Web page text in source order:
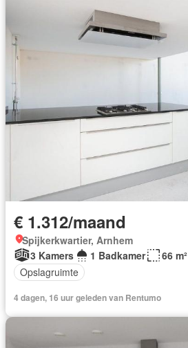
€ 1.312/maand
Spijkerkwartier, Arnhem
3 Kamers
1 Badkamer
66 m²
Opslagruimte
4 dagen, 16 uur geleden van Rentumo